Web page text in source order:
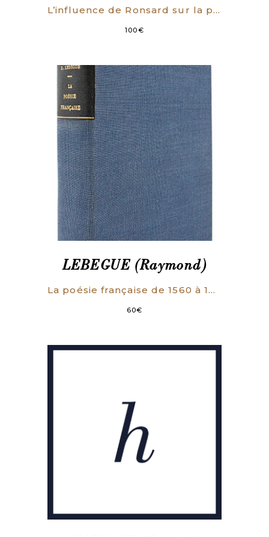
L’influence de Ronsard sur la poésie française (1550-1585).
100€
LEBEGUE (Raymond)
La poésie française de 1560 à 1630. I- De Ronsard à Malherbe. II- Malherbe et son temps. (2 TOMES BIEN RELIES).
60€